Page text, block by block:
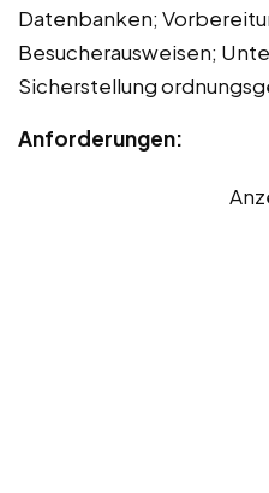
Datenbanken;
Besucherausweisen;
Sicherstellung
Anforderungen: